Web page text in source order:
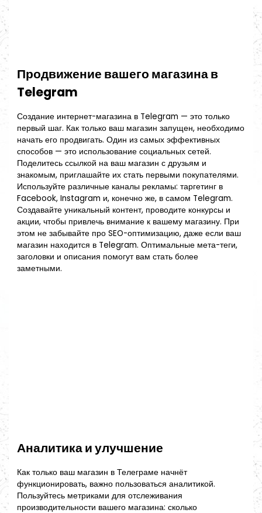
Продвижение вашего магазина в
Telegram
Создание интернет-магазина в Telegram — это только
первый шаг. Как только ваш магазин запущен, необходимо
начать его продвигать. Один из самых эффективных
способов — это использование социальных сетей.
Поделитесь ссылкой на ваш магазин с друзьям и
знакомым, приглашайте их стать первыми покупателями.
Используйте различные каналы рекламы: таргетинг в
Facebook, Instagram и, конечно же, в самом Telegram.
Создавайте уникальный контент, проводите конкурсы и
акции, чтобы привлечь внимание к вашему магазину. При
этом не забывайте про SEO-оптимизацию, даже если ваш
магазин находится в Telegram. Оптимальные мета-теги,
заголовки и описания помогут вам стать более
заметными.
Аналитика и улучшение
Как только ваш магазин в Телеграме начнёт
функционировать, важно пользоваться аналитикой.
Пользуйтесь метриками для отслеживания
производительности вашего магазина: сколько